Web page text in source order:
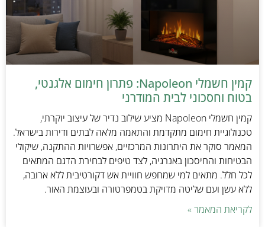
קמין חשמלי Napoleon: פתרון חימום אלגנטי,
בטוח וחסכוני לבית המודרני
קמין חשמלי Napoleon מציע שילוב נדיר של עיצוב יוקרתי,
טכנולוגיית חימום מתקדמת והתאמה מלאה לבתים ודירות בישראל.
המאמר סוקר את היתרונות המרכזיים, אפשרויות ההתקנה, שיקולי
הבטיחות והחיסכון באנרגיה, לצד טיפים לבחירת הדגם המתאים
לכל חלל. מתאים למי שמחפש חוויית אש דקורטיבית ללא ארובה,
ללא עשן ועם שליטה מדויקת בטמפרטורה ובעוצמת האור.
לקריאת המאמר »